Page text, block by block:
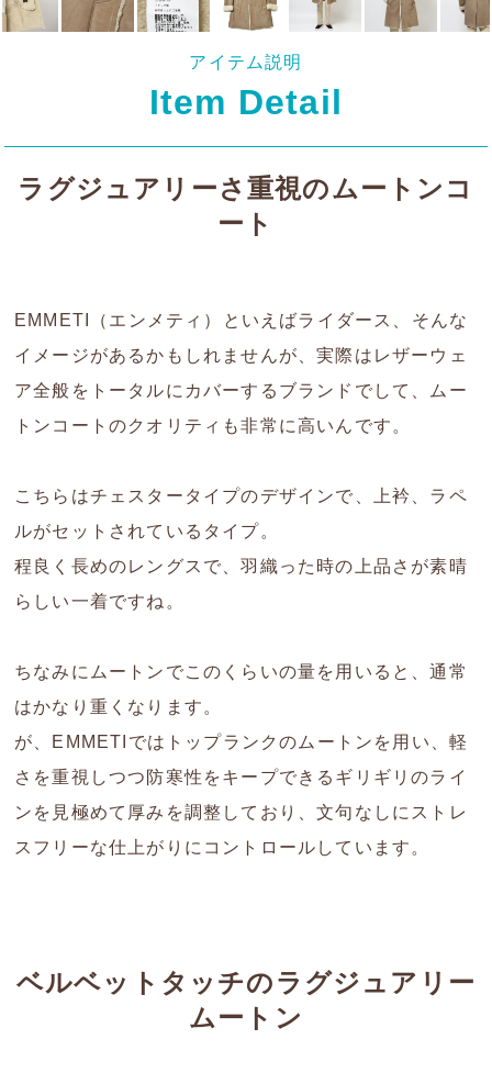
アイテム説明
Item Detail
ラグジュアリーさ重視のムートンコ
ート
EMMETI（エンメティ）といえばライダース、そんな
イメージがあるかもしれませんが、実際はレザーウェ
ア全般をトータルにカバーするブランドでして、ムー
トンコートのクオリティも非常に高いんです。
こちらはチェスタータイプのデザインで、上衿、ラペ
ルがセットされているタイプ。
程良く長めのレングスで、羽織った時の上品さが素晴
らしい一着ですね。
ちなみにムートンでこのくらいの量を用いると、通常
はかなり重くなります。
が、EMMETIではトップランクのムートンを用い、軽
さを重視しつつ防寒性をキープできるギリギリのライ
ンを見極めて厚みを調整しており、文句なしにストレ
スフリーな仕上がりにコントロールしています。
ベルベットタッチのラグジュアリー
ムートン